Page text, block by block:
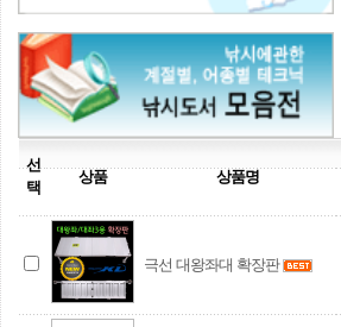
선
택
상품 상품명
극선 대왕좌대 확장판